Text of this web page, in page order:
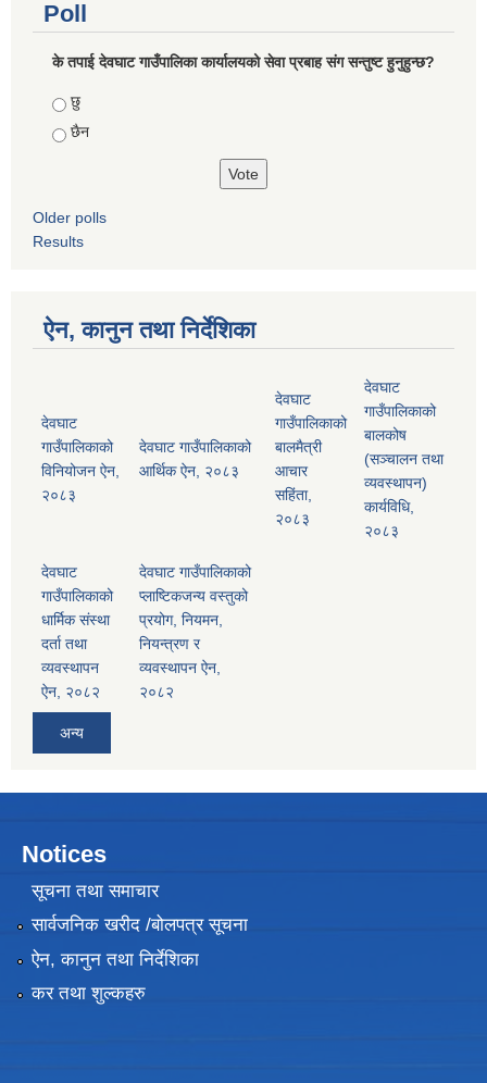
Poll
के तपाई देवघाट गाउँपालिका कार्यालयको सेवा प्रबाह संग सन्तुष्ट हुनुहुन्छ?
Choices
छु
छैन
Older polls
Results
ऐन, कानुन तथा निर्देशिका
देवघाट
गाउँपालिकाको
विनियोजन ऐन,
२०८३
देवघाट गाउँपालिकाको
आर्थिक ऐन, २०८३
देवघाट
गाउँपालिकाको
बालमैत्री
आचार
सहिंता,
२०८३
देवघाट
गाउँपालिकाको
बालकोष
(सञ्चालन तथा
व्यवस्थापन)
कार्यविधि,
२०८३
देवघाट
गाउँपालिकाको
धार्मिक संस्था
दर्ता तथा
व्यवस्थापन
ऐन, २०८२
देवघाट गाउँपालिकाको
प्लाष्टिकजन्य वस्तुको
प्रयोग, नियमन,
नियन्त्रण र
व्यवस्थापन ऐन,
२०८२
अन्य
Notices
सूचना तथा समाचार
सार्वजनिक खरीद /बोलपत्र सूचना
ऐन, कानुन तथा निर्देशिका
कर तथा शुल्कहरु